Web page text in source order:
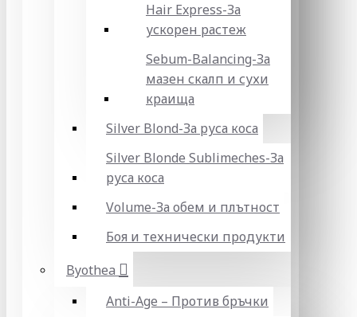
Hair Express-За
ускорен растеж
Sebum-Balancing-За
мазен скалп и сухи
краища
Silver Blond-За руса коса
Silver Blonde Sublіmeches-За
руса коса
Volume-За обем и плътност
Боя и технически продукти
Byothea
Anti-Age – Против бръчки